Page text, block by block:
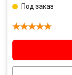
Под заказ